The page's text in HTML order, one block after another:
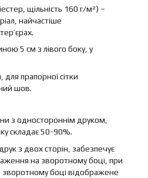
щільність 160 г/м²) –
найчастіше
5 см з лівого боку, у
для прапорної сітки
шов.
з одностороннім друком,
складає 50-90%.
з двох сторін, забезпечує
на зворотному боці, при
боці відображене